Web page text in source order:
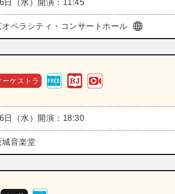
（水） 開演：11:45
オペラシティ・コンサートホール
ーケストラ
（水） 開演：18:30
城音楽堂